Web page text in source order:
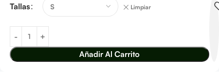
Tallas Limpiar
Añadir Al Carrito